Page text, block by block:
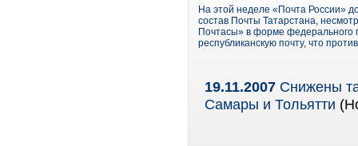
На этой неделе «Почта России»
состав Почты Татарстана,
Почтасы» в форме федерального
республиканскую почту, что
19.11.2007 Снижены
Самары и Тольятти